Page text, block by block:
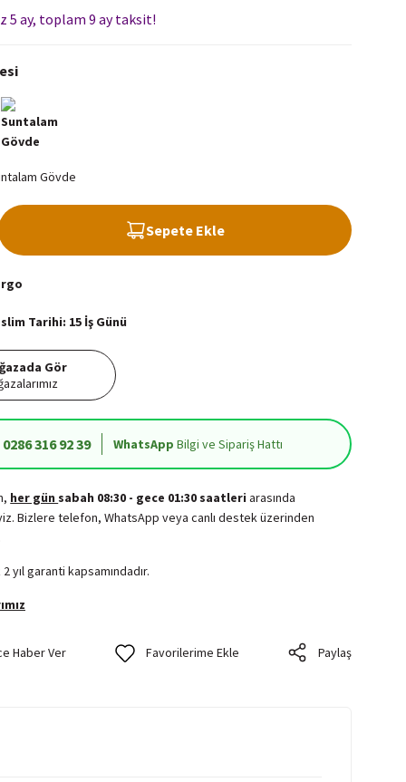
5 ay, toplam 9 ay taksit!
Sepete Ekle
Tarihi: 15 İş Günü
Gör
0286 316 92 39 WhatsApp Bilgi ve Sipariş Hattı
her gün sabah 08:30 - gece 01:30 saatleriarasında
Bizlere telefon, WhatsApp veya canlı destek üzerinden
yıl garanti kapsamındadır.
Haber Ver Paylaş